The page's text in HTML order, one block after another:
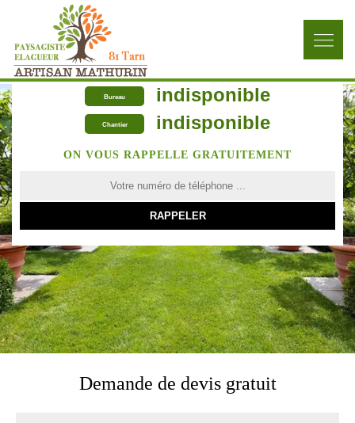
Bureau indisponible
Chantier indisponible
ON VOUS RAPPELLE GRATUITEMENT
Demande de devis gratuit